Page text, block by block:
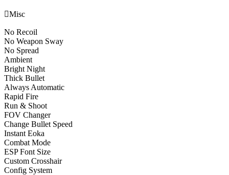
Misc
No Recoil
No Weapon Sway
No Spread
Ambient
Bright Night
Thick Bullet
Always Automatic
Rapid Fire
Run & Shoot
FOV Changer
Change Bullet Speed
Instant Eoka
Combat Mode
ESP Font Size
Custom Crosshair
Config System